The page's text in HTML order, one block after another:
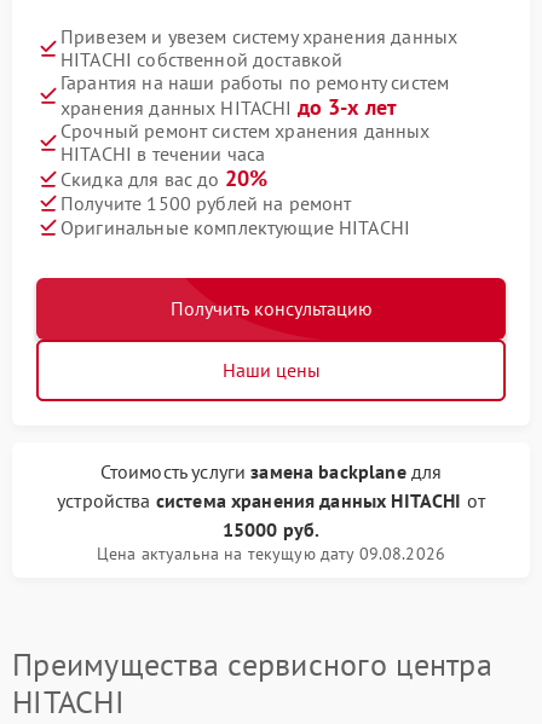
Привезем и увезем систему хранения данных
HITACHI собственной доставкой
Гарантия на наши работы по ремонту систем
хранения данных HITACHI до 3-х лет
Срочный ремонт систем хранения данных
HITACHI в течении часа
Скидка для вас до 20%
Получите 1500 рублей на ремонт
Оригинальные комплектующие HITACHI
Получить консультацию
Наши цены
Стоимость услугизамена backplaneдля
устройства система хранения данных HITACHI от
15000 руб.
Цена актуальна на текущую дату 09.08.2026
Преимущества сервисного центра
HITACHI